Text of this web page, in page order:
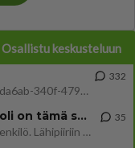
Osallistu keskusteluun
https://www.iltalehti.fi/viihdeuutiset/a/c46da6ab-340f-4790-aaa7-0865eed2336 Yrityksen konkurssihakemus on tullut kärä
332
Tiesitkö? Martina Aitolehden isäpuoli on tämä suosittu laulaja
Martina Aitolehti on seurattu julkisuuden henkilö. Lähipiiriin mahtuu muitakin tunnettuja henkilöitä. Tiesitkö, että Ma
35